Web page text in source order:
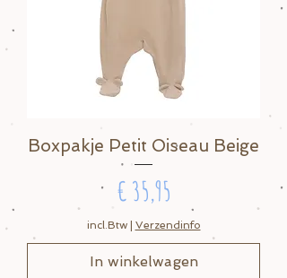
Boxpakje Petit Oiseau Beige
Prijs
€ 35,95
incl.Btw | Verzendinfo
In winkelwagen